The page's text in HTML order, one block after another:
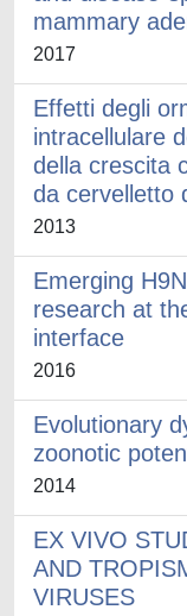
mammary
2017
Effetti degli
intracellulare
della crescita
da cervelletto
2013
Emerging
research at
interface
2016
Evolutionary
zoonotic
2014
EX VIVO
AND
VIRUSES